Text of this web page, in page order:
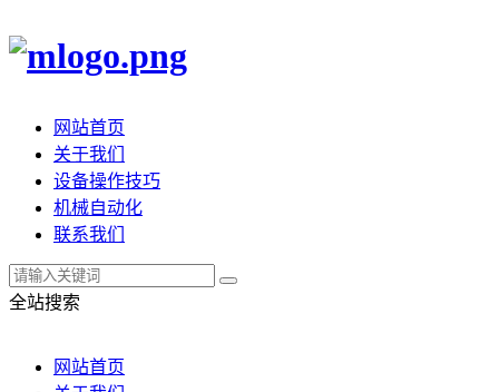
网站首页
关于我们
设备操作技巧
机械自动化
联系我们
全站搜索
网站首页